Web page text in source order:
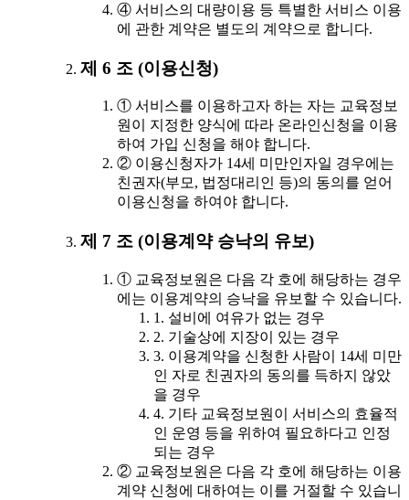
④ 서비스의 대량이용 등 특별한 서비스 이용
에 관한 계약은 별도의 계약으로 합니다.
제 6 조 (이용신청)
① 서비스를 이용하고자 하는 자는 교육정보
원이 지정한 양식에 따라 온라인신청을 이용
하여 가입 신청을 해야 합니다.
② 이용신청자가 14세 미만인자일 경우에는
친권자(부모, 법정대리인 등)의 동의를 얻어
이용신청을 하여야 합니다.
제 7 조 (이용계약 승낙의 유보)
① 교육정보원은 다음 각 호에 해당하는 경우
에는 이용계약의 승낙을 유보할 수 있습니다.
1. 설비에 여유가 없는 경우
2. 기술상에 지장이 있는 경우
3. 이용계약을 신청한 사람이 14세 미만
인 자로 친권자의 동의를 득하지 않았
을 경우
4. 기타 교육정보원이 서비스의 효율적
인 운영 등을 위하여 필요하다고 인정
되는 경우
② 교육정보원은 다음 각 호에 해당하는 이용
계약 신청에 대하여는 이를 거절할 수 있습니